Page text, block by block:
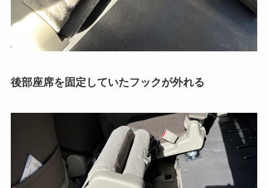
後部座席を固定していたフックが外れる